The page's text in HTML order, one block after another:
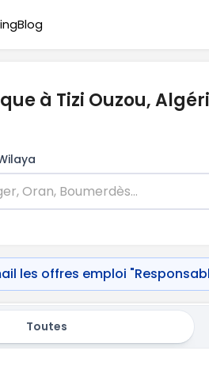
Blog
à Tizi Ouzou,
les offres emploi
Toutes